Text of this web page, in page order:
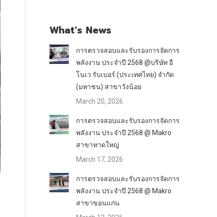
What’s News
การตรวจสอบและรับรองการจัดการ
พลังงาน ประจำปี 2568 @บริษัท อี
โนเว รับเบอร์ (ประเทศไทย) จำกัด
(มหาชน) สาขาวังน้อย
March 20, 2026
การตรวจสอบและรับรองการจัดการ
พลังงาน ประจำปี 2568 @ Makro
สาขาหาดใหญ่
March 17, 2026
การตรวจสอบและรับรองการจัดการ
พลังงาน ประจำปี 2568 @ Makro
สาขาขอนแก่น